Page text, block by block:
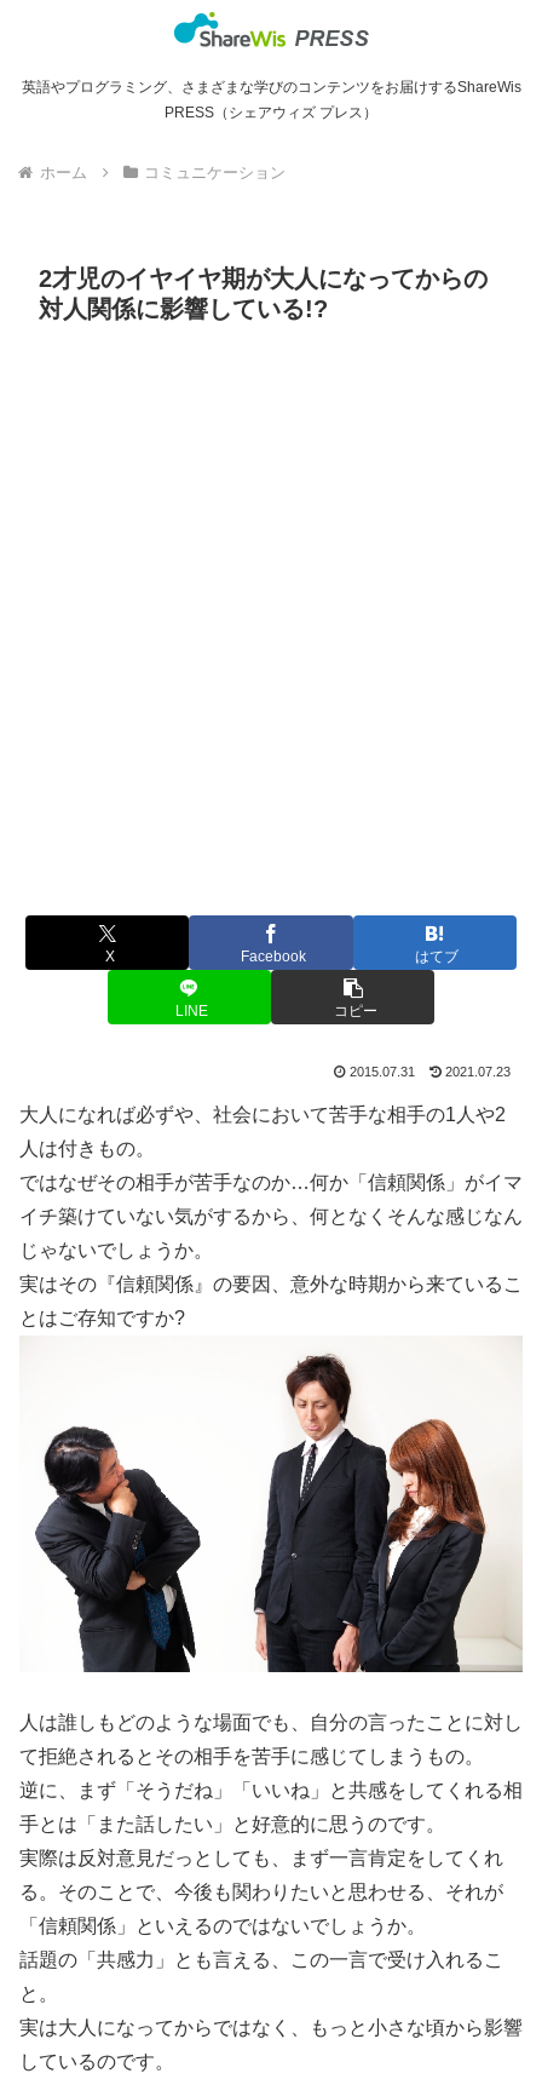
英語やプログラミング、さまざまな学びのコンテンツをお届けするShareWis
PRESS（シェアウィズ プレス）
ホーム コミュニケーション
2才児のイヤイヤ期が大人になってからの
対人関係に影響している!?
X Facebook はてブ
LINE コピー
2015.07.31 2021.07.23
大人になれば必ずや、社会において苦手な相手の1人や2
人は付きもの。
ではなぜその相手が苦手なのか…何か「信頼関係」がイマ
イチ築けていない気がするから、何となくそんな感じなん
じゃないでしょうか。
実はその『信頼関係』の要因、意外な時期から来ているこ
とはご存知ですか?
人は誰しもどのような場面でも、自分の言ったことに対し
て拒絶されるとその相手を苦手に感じてしまうもの。
逆に、まず「そうだね」「いいね」と共感をしてくれる相
手とは「また話したい」と好意的に思うのです。
実際は反対意見だっとしても、まず一言肯定をしてくれ
る。そのことで、今後も関わりたいと思わせる、それが
「信頼関係」といえるのではないでしょうか。
話題の「共感力」とも言える、この一言で受け入れるこ
と。
実は大人になってからではなく、もっと小さな頃から影響
しているのです。